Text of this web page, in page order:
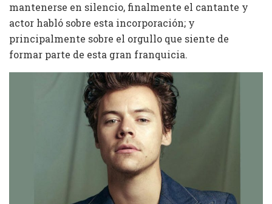
mantenerse en silencio, finalmente el cantante y
actor habló sobre esta incorporación; y
principalmente sobre el orgullo que siente de
formar parte de esta gran franquicia.